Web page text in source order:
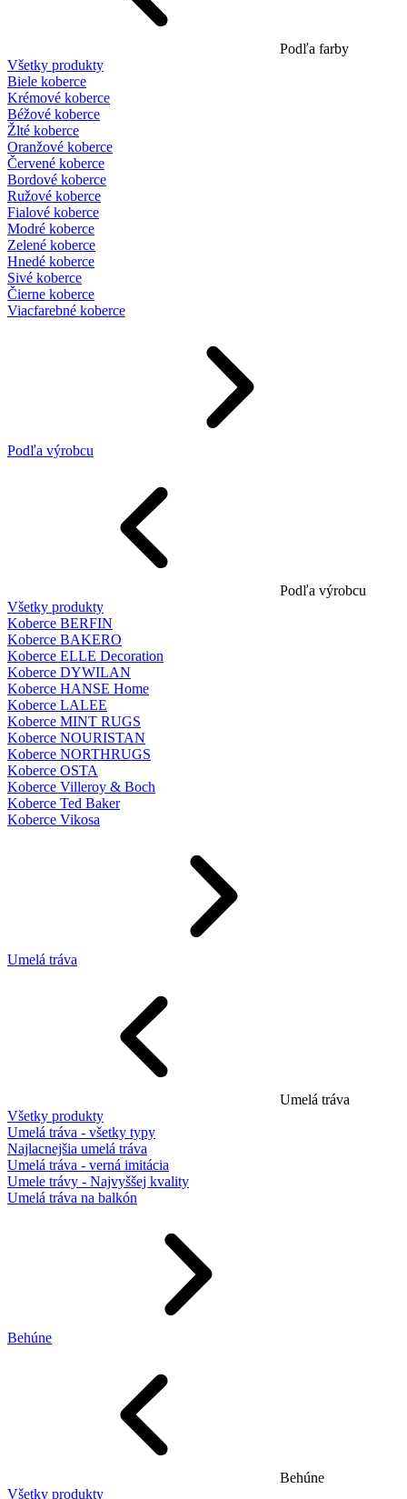
Podľa farby
Všetky produkty
Biele koberce
Krémové koberce
Béžové koberce
Žlté koberce
Oranžové koberce
Červené koberce
Bordové koberce
Ružové koberce
Fialové koberce
Modré koberce
Zelené koberce
Hnedé koberce
Sivé koberce
Čierne koberce
Viacfarebné koberce
Podľa výrobcu
Podľa výrobcu
Všetky produkty
Koberce BERFIN
Koberce BAKERO
Koberce ELLE Decoration
Koberce DYWILAN
Koberce HANSE Home
Koberce LALEE
Koberce MINT RUGS
Koberce NOURISTAN
Koberce NORTHRUGS
Koberce OSTA
Koberce Villeroy & Boch
Koberce Ted Baker
Koberce Vikosa
Umelá tráva
Umelá tráva
Všetky produkty
Umelá tráva - všetky typy
Najlacnejšia umelá tráva
Umelá tráva - verná imitácia
Umele trávy - Najvyššej kvality
Umelá tráva na balkón
Behúne
Behúne
Všetky produkty